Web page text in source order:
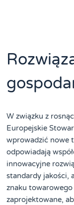
W związku z
Europejskie
wprowadzić nowe
odpowiadają
innowacyjne
standardy jakości,
znaku towarowego
zaprojektowane,